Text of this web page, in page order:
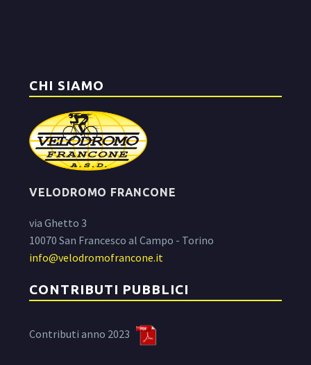
CHI SIAMO
VELODROMO FRANCONE
via Ghetto 3
10070 San Francesco al Campo - Torino
info@velodromofrancone.it
CONTRIBUTI PUBBLICI
Contributi anno 2023